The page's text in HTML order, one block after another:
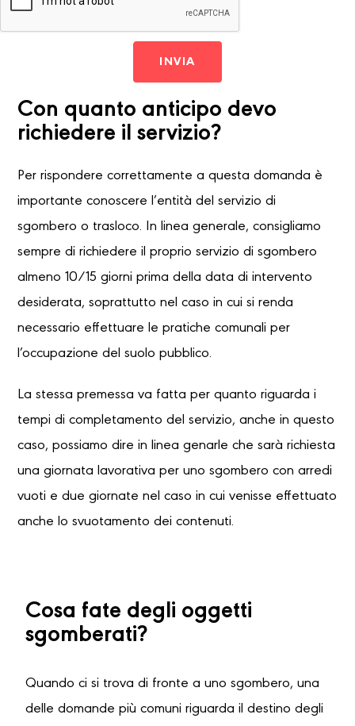
INVIA
Con quanto anticipo devo
richiedere il servizio?
Per rispondere correttamente a questa domanda è
importante conoscere l’entità del servizio di
sgombero o trasloco. In linea generale, consigliamo
sempre di richiedere il proprio servizio di sgombero
almeno 10/15 giorni prima della data di intervento
desiderata, soprattutto nel caso in cui si renda
necessario effettuare le pratiche comunali per
l’occupazione del suolo pubblico.
La stessa premessa va fatta per quanto riguarda i
tempi di completamento del servizio, anche in questo
caso, possiamo dire in linea genarle che sarà richiesta
una giornata lavorativa per uno sgombero con arredi
vuoti e due giornate nel caso in cui venisse effettuato
anche lo svuotamento dei contenuti.
Cosa fate degli oggetti
sgomberati?
Quando ci si trova di fronte a uno sgombero, una
delle domande più comuni riguarda il destino degli